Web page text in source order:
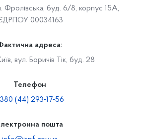
Фролівська, буд. 6/8, корпус 15А,
00034163
адреса:
вул. Боричів Тік, буд. 28
Телефон
(44) 293-17-56
пошта